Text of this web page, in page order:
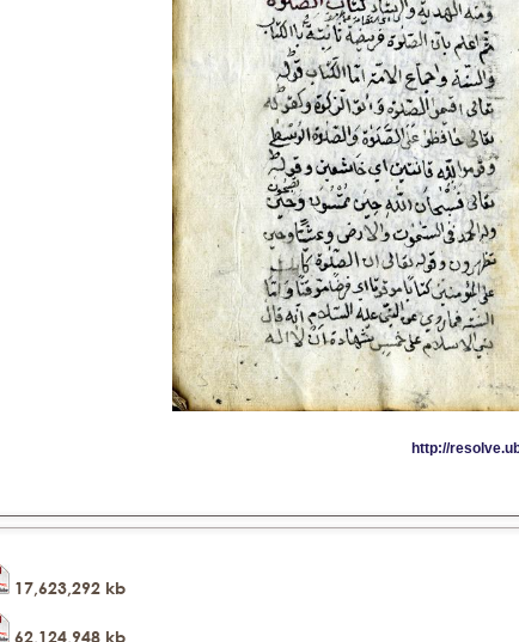
17,623,292 kb
62,124,948 kb